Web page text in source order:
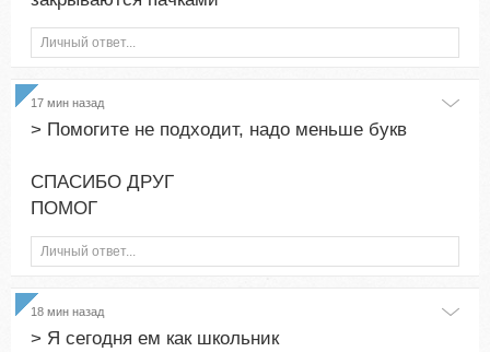
Личный ответ...
17 мин назад
> Помогите не подходит, надо меньше букв
СПАСИБО ДРУГ
ПОМОГ
Личный ответ...
18 мин назад
> Я сегодня ем как школьник